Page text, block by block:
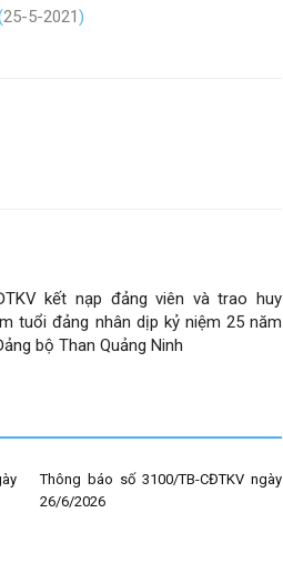
25-5-2021)
kết nạp đảng viên và trao huy
tuổi đảng nhân dịp kỷ niệm 25 năm
bộ Than Quảng Ninh
Thông báo số 3100/TB-CĐTKV ngày
26/6/2026